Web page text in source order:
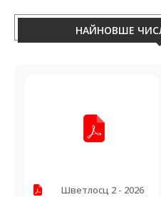
НАЙНОВШЕ
Шветлосц 2 - 2026